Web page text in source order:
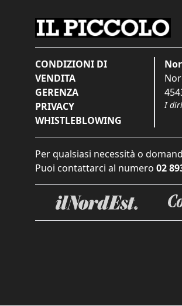
CONDIZIONI DI
VENDITA
GERENZA
PRIVACY
WHISTLEBLOWING
I
Per qualsiasi necessità o
Puoi contattarci al numero 02